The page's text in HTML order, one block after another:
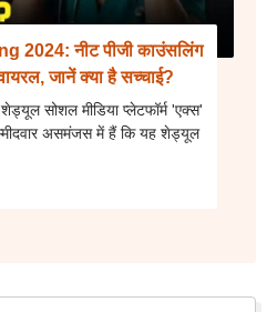
2024: नीट पीजी काउंसलिंग
जानें क्या है सच्चाई?
सोशल मीडिया प्लेटफॉर्म 'एक्स'
असमंजस में हैं कि यह शेड्यूल